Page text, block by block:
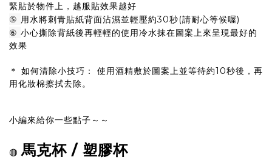
緊貼於物件上，越服貼效果越好
⑤ 用水將刺青貼紙背面沾濕並輕壓約30秒(請耐心等候喔)
⑥ 小心撕除背紙後再輕輕的使用冷水抹在圖案上來呈現最好的
效果
＊ 如何清除小技巧： 使用酒精敷於圖案上並等待約10秒後，再
用化妝棉擦拭去除。
小編來給你一些點子～～
◍ 馬克杯 / 塑膠杯